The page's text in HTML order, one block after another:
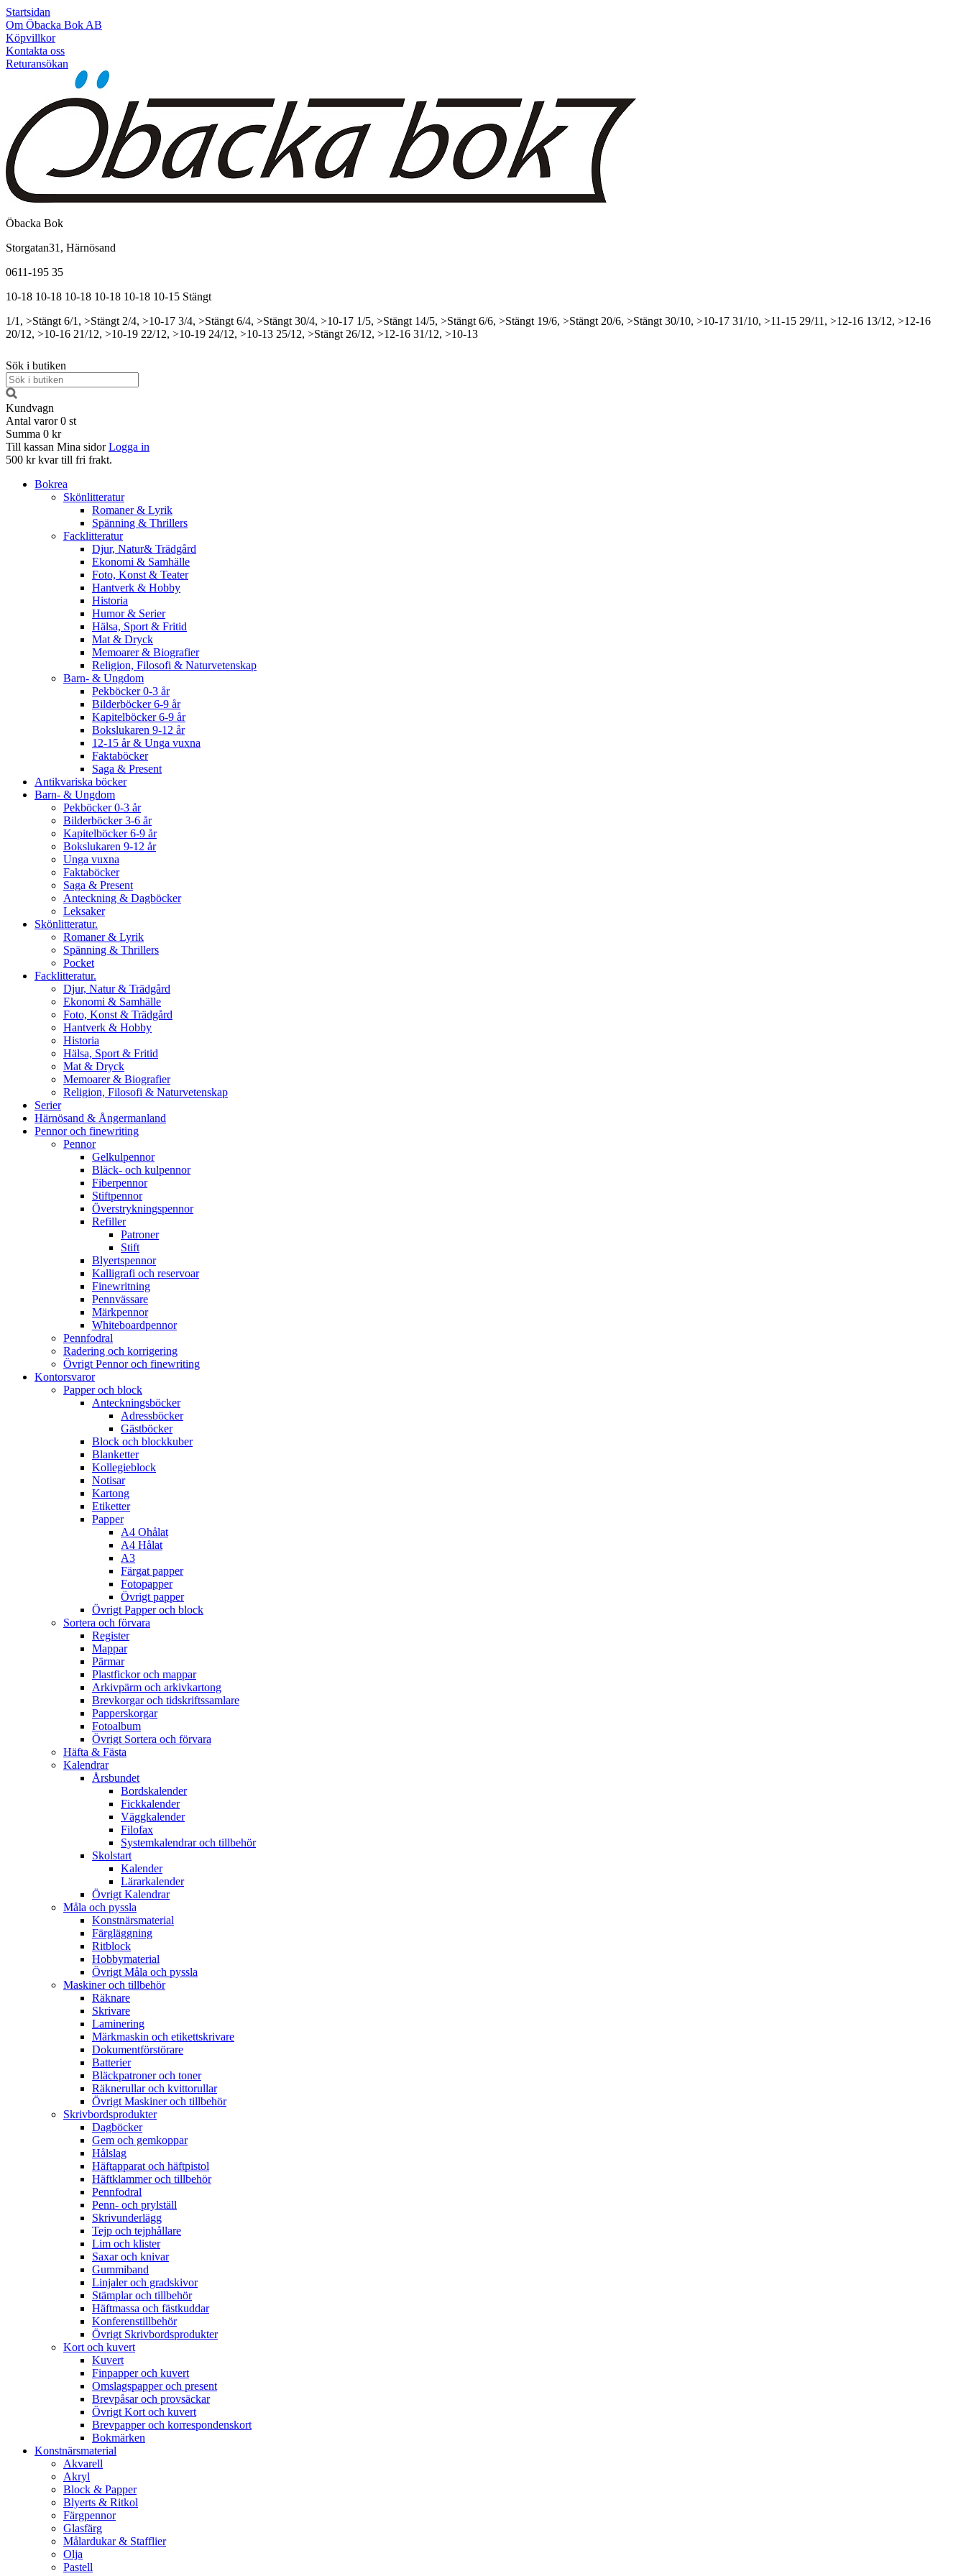
Startsidan
Om Öbacka Bok AB
Köpvillkor
Kontakta oss
Returansökan
Öbacka Bok
Storgatan31, Härnösand
0611-195 35
10-18 10-18 10-18 10-18 10-18 10-15 Stängt
1/1, >Stängt 6/1, >Stängt 2/4, >10-17 3/4, >Stängt 6/4, >Stängt 30/4, >10-17 1/5, >Stängt 14/5, >Stängt 6/6, >Stängt 19/6, >Stängt 20/6, >Stängt 30/10, >10-17 31/10, >11-15 29/11, >12-16 13/12, >12-16
20/12, >10-16 21/12, >10-19 22/12, >10-19 24/12, >10-13 25/12, >Stängt 26/12, >12-16 31/12, >10-13
Sök i butiken
Kundvagn
Antal varor 0 st
Summa 0 kr
Till kassan Mina sidor Logga in
500 kr kvar till fri frakt.
Bokrea
Skönlitteratur
Romaner & Lyrik
Spänning & Thrillers
Facklitteratur
Djur, Natur& Trädgård
Ekonomi & Samhälle
Foto, Konst & Teater
Hantverk & Hobby
Historia
Humor & Serier
Hälsa, Sport & Fritid
Mat & Dryck
Memoarer & Biografier
Religion, Filosofi & Naturvetenskap
Barn- & Ungdom
Pekböcker 0-3 år
Bilderböcker 6-9 år
Kapitelböcker 6-9 år
Bokslukaren 9-12 år
12-15 år & Unga vuxna
Faktaböcker
Saga & Present
Antikvariska böcker
Barn- & Ungdom
Pekböcker 0-3 år
Bilderböcker 3-6 år
Kapitelböcker 6-9 år
Bokslukaren 9-12 år
Unga vuxna
Faktaböcker
Saga & Present
Anteckning & Dagböcker
Leksaker
Skönlitteratur.
Romaner & Lyrik
Spänning & Thrillers
Pocket
Facklitteratur.
Djur, Natur & Trädgård
Ekonomi & Samhälle
Foto, Konst & Trädgård
Hantverk & Hobby
Historia
Hälsa, Sport & Fritid
Mat & Dryck
Memoarer & Biografier
Religion, Filosofi & Naturvetenskap
Serier
Härnösand & Ångermanland
Pennor och finewriting
Pennor
Gelkulpennor
Bläck- och kulpennor
Fiberpennor
Stiftpennor
Överstrykningspennor
Refiller
Patroner
Stift
Blyertspennor
Kalligrafi och reservoar
Finewritning
Pennvässare
Märkpennor
Whiteboardpennor
Pennfodral
Radering och korrigering
Övrigt Pennor och finewriting
Kontorsvaror
Papper och block
Anteckningsböcker
Adressböcker
Gästböcker
Block och blockkuber
Blanketter
Kollegieblock
Notisar
Kartong
Etiketter
Papper
A4 Ohålat
A4 Hålat
A3
Färgat papper
Fotopapper
Övrigt papper
Övrigt Papper och block
Sortera och förvara
Register
Mappar
Pärmar
Plastfickor och mappar
Arkivpärm och arkivkartong
Brevkorgar och tidskriftssamlare
Papperskorgar
Fotoalbum
Övrigt Sortera och förvara
Häfta & Fästa
Kalendrar
Årsbundet
Bordskalender
Fickkalender
Väggkalender
Filofax
Systemkalendrar och tillbehör
Skolstart
Kalender
Lärarkalender
Övrigt Kalendrar
Måla och pyssla
Konstnärsmaterial
Färgläggning
Ritblock
Hobbymaterial
Övrigt Måla och pyssla
Maskiner och tillbehör
Räknare
Skrivare
Laminering
Märkmaskin och etikettskrivare
Dokumentförstörare
Batterier
Bläckpatroner och toner
Räknerullar och kvittorullar
Övrigt Maskiner och tillbehör
Skrivbordsprodukter
Dagböcker
Gem och gemkoppar
Hålslag
Häftapparat och häftpistol
Häftklammer och tillbehör
Pennfodral
Penn- och prylställ
Skrivunderlägg
Tejp och tejphållare
Lim och klister
Saxar och knivar
Gummiband
Linjaler och gradskivor
Stämplar och tillbehör
Häftmassa och fästkuddar
Konferenstillbehör
Övrigt Skrivbordsprodukter
Kort och kuvert
Kuvert
Finpapper och kuvert
Omslagspapper och present
Brevpåsar och provsäckar
Övrigt Kort och kuvert
Brevpapper och korrespondenskort
Bokmärken
Konstnärsmaterial
Akvarell
Akryl
Block & Papper
Blyerts & Ritkol
Färgpennor
Glasfärg
Målardukar & Stafflier
Olja
Pastell